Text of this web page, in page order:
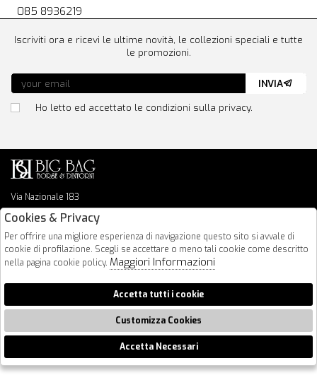
085 8936219
Via Nazionale 183
64026 Roseto Degli Abruzzi
info@bigbagshoponline.it
follow us
Iscriviti ora e ricevi le ultime novità, le collezioni speciali e tutte
le promozioni.
Ho letto ed accettato le condizioni sulla privacy.
INVIA
2026 BigBag - P.iva : 00916940679 Powered by
🍪
Cookies & Privacy
Per offrire una migliore esperienza di navigazione questo sito si avvale di
cookie di profilazione. Scegli se accettare o meno tali cookie come descritto
nella pagina cookie policy. Maggiori Informazioni
Accetta tutti i cookie
Customizza Cookies
Accetta Necessari